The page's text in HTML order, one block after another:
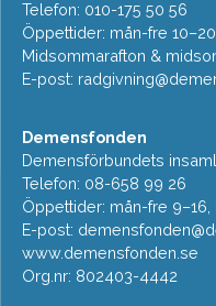
Telefon: 010-175 50 56
Öppettider: mån-fre
Midsommarafton &
E-post:
Demensfonden
Demensförbundets
Telefon: 08-658 99 26
Öppettider: mån-fre 9–16,
E-post:
www.demensfonden.se
Org.nr: 802403-4442